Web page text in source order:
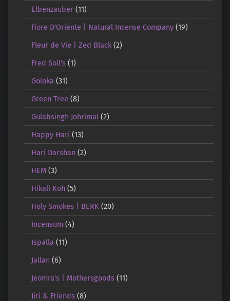
Elbenzauber(11)
Fiore D'Oriente | Natural Incense Company(19)
Fleur de Vie | Zed Black(2)
Fred Soll's(1)
Goloka (31)
Green Tree (8)
Gulabsingh Johrimal(2)
Happy Hari (13)
Hari Darshan(2)
HEM(3)
Hikali Koh(5)
Holy Smokes | BERK(20)
Incensum (4)
Ispalla (11)
Jallan(6)
Jeomra's | Mothersgoods(11)
Jiri & Friends(8)